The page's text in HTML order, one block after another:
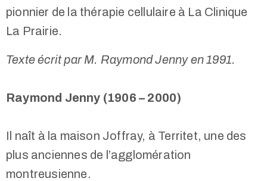
pionnier de la thérapie cellulaire à La Clinique
La Prairie.
Texte écrit par M. Raymond Jenny en 1991.
Raymond Jenny (1906 – 2000)
Il naît à la maison Joffray, à Territet, une des
plus anciennes de l’agglomération
montreusienne.